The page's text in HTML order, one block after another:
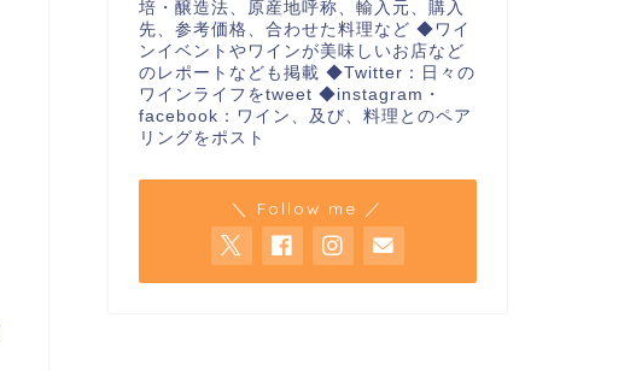
培・醸造法、原産地呼称、輸入元、購入
先、参考価格、合わせた料理など ◆ワイ
ンイベントやワインが美味しいお店など
のレポートなども掲載 ◆Twitter：日々の
ワインライフをtweet ◆instagram・
facebook：ワイン、及び、料理とのペア
リングをポスト
＼ Follow me ／